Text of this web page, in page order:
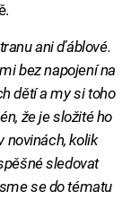
ani ďáblové.
bez napojení na
dětí a my si toho
že je složité ho
novinách, kolik
sledovat
se do tématu